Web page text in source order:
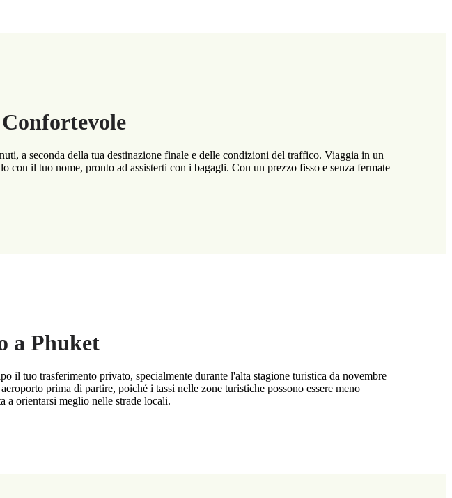
a seconda della tua destinazione finale e delle condizioni del traffico. Viaggia in un
il tuo nome, pronto ad assisterti con i bagagli. Con un prezzo fisso e senza fermate
a Phuket
il tuo trasferimento privato, specialmente durante l'alta stagione turistica da novembre
prima di partire, poiché i tassi nelle zone turistiche possono essere meno
a orientarsi meglio nelle strade locali.